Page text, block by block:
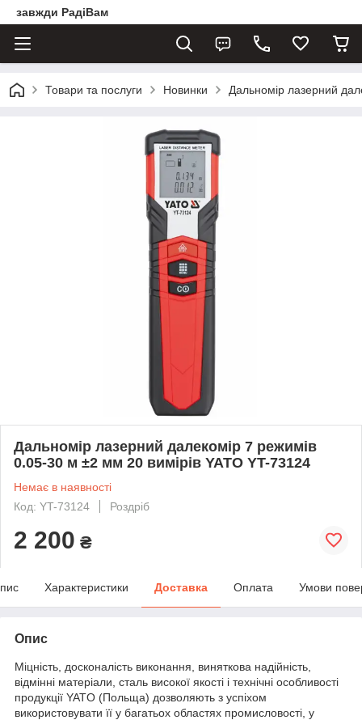
завжди РадіВам
Товари та послуги Новинки Дальномір лазерний
Дальномір лазерний далекомір 7 режимів
0.05-30 м ±2 мм 20 вимірів YATO YT-73124
Немає в наявності
Код: YT-73124
Роздріб
2 200 ₴
Характеристики Доставка Оплата Умови
Опис
Міцність, досконалість виконання, виняткова надійність,
відмінні матеріали, сталь високої якості і технічні особливості
продукції YATO (Польща) дозволяють з успіхом
використовувати її у багатьох областях промисловості, у